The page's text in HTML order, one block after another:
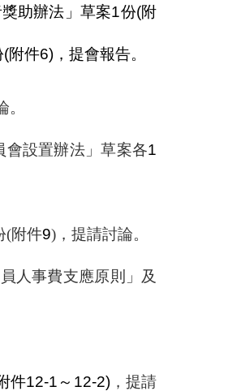
助辦法」草案1份(附
(附件6)，提會報告。
會設置辦法」草案各1
(附件9)，提請討論。
人事費支應原則」及
件12-1 ～ 12-2)，提請